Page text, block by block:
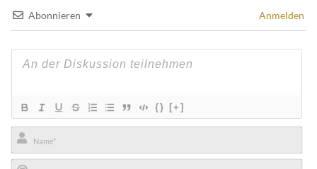
Abonnieren Anmelden
{} [+]
Name*